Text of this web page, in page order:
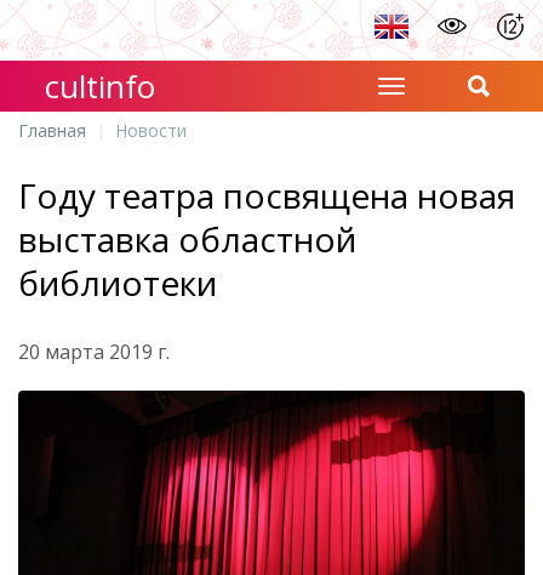
cultinfo
Главная Новости
Году театра посвящена новая
выставка областной
библиотеки
20 марта 2019 г.